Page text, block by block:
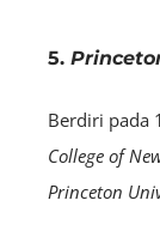
5.
Berdiri pada
College of
Princeton